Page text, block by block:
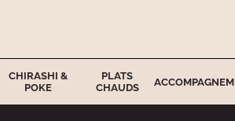
CHIRASHI &
POKE
PLATS
CHAUDS